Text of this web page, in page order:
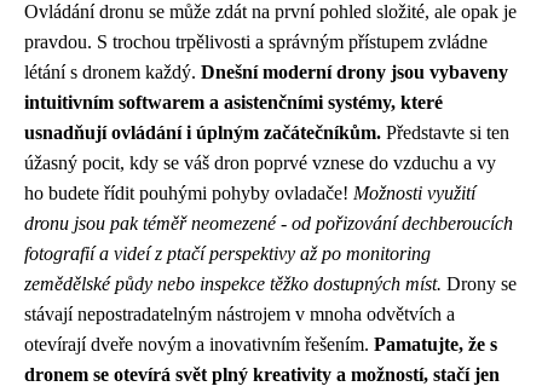
Ovládání dronu se může zdát na první pohled složité, ale opak je
pravdou. S trochou trpělivosti a správným přístupem zvládne
létání s dronem každý. Dnešní moderní drony jsou vybaveny
intuitivním softwarem a asistenčními systémy, které
usnadňují ovládání i úplným začátečníkům. Představte si ten
úžasný pocit, kdy se váš dron poprvé vznese do vzduchu a vy
ho budete řídit pouhými pohyby ovladače! Možnosti využití
dronu jsou pak téměř neomezené - od pořizování dechberoucích
fotografií a videí z ptačí perspektivy až po monitoring
zemědělské půdy nebo inspekce těžko dostupných míst. Drony se
stávají nepostradatelným nástrojem v mnoha odvětvích a
otevírají dveře novým a inovativním řešením. Pamatujte, že s
dronem se otevírá svět plný kreativity a možností, stačí jen